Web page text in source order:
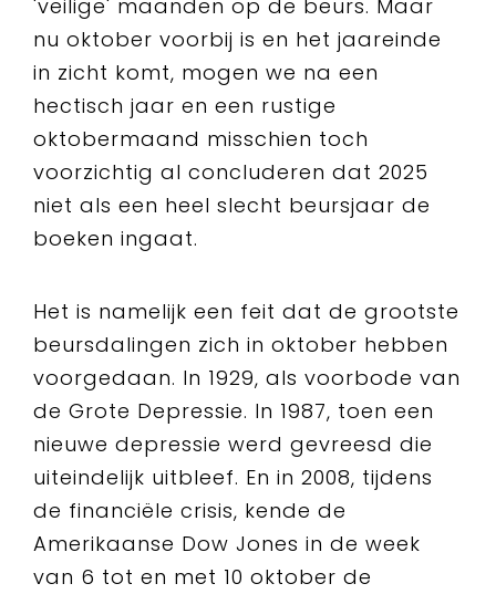
'veilige' maanden op de beurs. Maar
nu oktober voorbij is en het jaareinde
in zicht komt, mogen we na een
hectisch jaar en een rustige
oktobermaand misschien toch
voorzichtig al concluderen dat 2025
niet als een heel slecht beursjaar de
boeken ingaat.
Het is namelijk een feit dat de grootste
beursdalingen zich in oktober hebben
voorgedaan. In 1929, als voorbode van
de Grote Depressie. In 1987, toen een
nieuwe depressie werd gevreesd die
uiteindelijk uitbleef. En in 2008, tijdens
de financiële crisis, kende de
Amerikaanse Dow Jones in de week
van 6 tot en met 10 oktober de